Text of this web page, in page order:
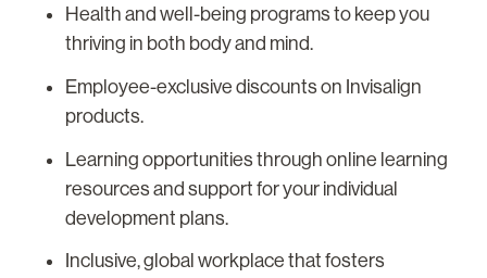
Health and well-being programs to keep you
thriving in both body and mind.
Employee-exclusive discounts on Invisalign
products.
Learning opportunities through online learning
resources and support for your individual
development plans.
Inclusive, global workplace that fosters